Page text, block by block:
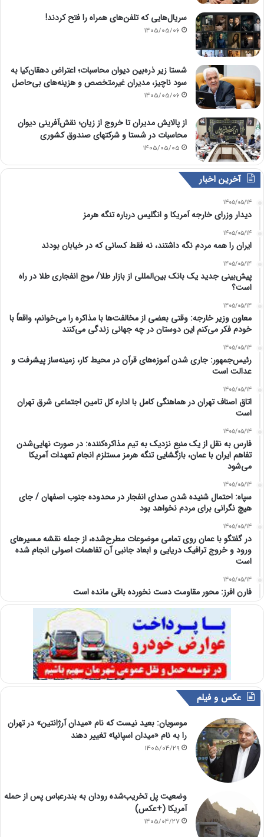
سریال‌هایی که تلفن‌های همراه را فتح کردند!
1405/05/06
شستا زیر ذره‌بین دیوان محاسبات؛ اعتراض دهقان‌کیا به
سود ناچیز، مدیران غیرمتخصص و هزینه‌های بی‌حاصل
1405/05/06
از پالایش مدیران تا خروج از زیان؛ نقش‌آفرینی دیوان
محاسبات در شستا و شرکتهای صندوق کشوری
1405/05/05
آخرین اخبار
1405/05/14
دیدار وزرای خارجه آمریکا و انگلیس درباره تنگه هرمز
1405/05/14
ایران را همه مردم نگه داشتند، نه فقط کسانی که در خیابان بودند
1405/05/14
پیش‌بینی جدید یک بانک بین‌المللی از بازار طلا/ موج انفجاری طلا در راه
است؟
1405/05/14
معاون وزیر خارجه: وقتی بعضی از مخالفت‌ها با مذاکره را می‌خوانم، واقعاً با
خودم فکر می‌کنم این دوستان در چه جهانی زندگی می‌کنند
1405/05/14
رئیس‌جمهور: جاری شدن آموزه‌های قرآن در محیط کار، زمینه‌ساز پیشرفت و
عدالت است
1405/05/14
اتاق اصناف تهران در هماهنگی کامل با اداره کل تامین اجتماعی شرق تهران
است
1405/05/14
فارس به نقل از یک منبع نزدیک به تیم مذاکره‌کننده: در صورت نهایی‌شدن
تفاهم ایران با عمان، بازگشایی تنگه هرمز مستلزم انجام تعهدات آمریکا
می‌شود
1405/05/14
سپاه: احتمال شنیده شدن صدای انفجار در محدوده جنوب اصفهان / جای
هیچ نگرانی برای مردم نخواهد بود
1405/05/14
در گفتگو با عمان روی تمامی موضوعات مطرح‌شده، از جمله نقشه مسیرهای
ورود و خروج ترافیک دریایی و ابعاد جانبی آن تفاهمات اصولی انجام شده
است
1405/05/14
فارن افرز: محور مقاومت دست نخورده باقی مانده است
عکس و فیلم
موسویان: بعید نیست که نام «میدان آرژانتین» در تهران
را به نام «میدان اسپانیا» تغییر دهند
1405/04/29
وضعیت پل تخریب‌شده رودان به بندرعباس پس از حمله
آمریکا (+عکس)
1405/04/27